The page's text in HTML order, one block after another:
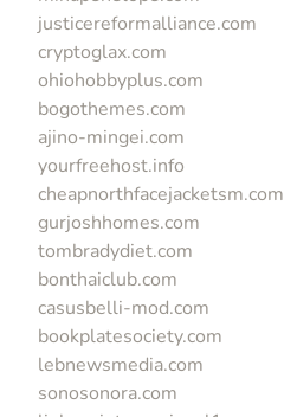
justicereformalliance.com
cryptoglax.com
ohiohobbyplus.com
bogothemes.com
ajino-mingei.com
yourfreehost.info
cheapnorthfacejacketsm.com
gurjoshhomes.com
tombradydiet.com
bonthaiclub.com
casusbelli-mod.com
bookplatesociety.com
lebnewsmedia.com
sonosonora.com